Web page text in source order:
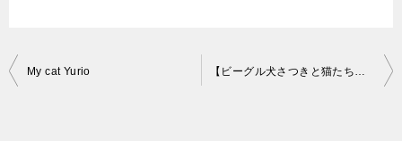
投
My cat Yurio 【ビーグル犬さつきと猫たち】ヨガ初心者のママを仲良く見守る犬と猫。Satsuki the Beagle and Senior cats